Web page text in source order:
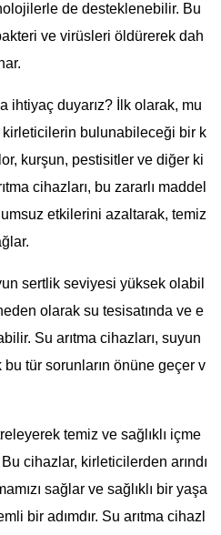
de desteklenebilir. Bu
ve virüsleri öldürerek dah
ihtiyaç duyarız? İlk olarak, mu
bulunabileceği bir k
kurşun, pestisitler ve diğer ki
cihazları, bu zararlı maddel
etkilerini azaltarak, temiz
sertlik seviyesi yüksek olabil
olarak su tesisatında ve e
Su arıtma cihazları, suyun
tür sorunların önüne geçer v
temiz ve sağlıklı içme
cihazlar, kirleticilerden arındı
sağlar ve sağlıklı bir yaşa
bir adımdır. Su arıtma cihazl